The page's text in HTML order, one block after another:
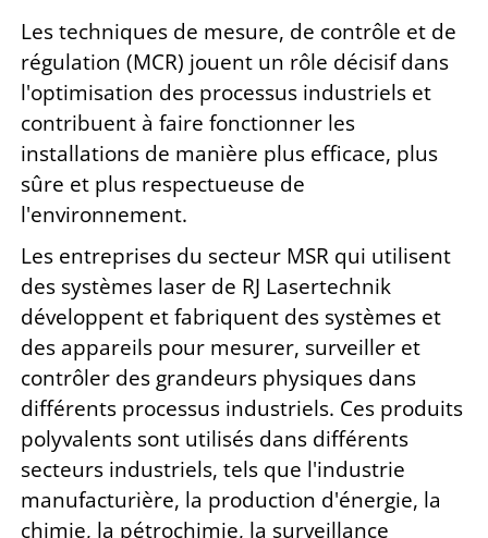
Les techniques de mesure, de contrôle et de
régulation (MCR) jouent un rôle décisif dans
l'optimisation des processus industriels et
contribuent à faire fonctionner les
installations de manière plus efficace, plus
sûre et plus respectueuse de
l'environnement.
Les entreprises du secteur MSR qui utilisent
des systèmes laser de RJ Lasertechnik
développent et fabriquent des systèmes et
des appareils pour mesurer, surveiller et
contrôler des grandeurs physiques dans
différents processus industriels. Ces produits
polyvalents sont utilisés dans différents
secteurs industriels, tels que l'industrie
manufacturière, la production d'énergie, la
chimie, la pétrochimie, la surveillance